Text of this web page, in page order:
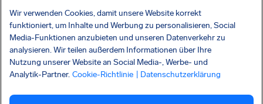
SocialFacebook
SocialTwitter
SocialInstagram
SocialLinkedin
ERHALTEN SIE UNSERE KOSTENLOSE APP
Wir verwenden Cookies, damit unsere Website korrekt
funktioniert, um Inhalte und Werbung zu personalisieren, Social
Media-Funktionen anzubieten und unseren Datenverkehr zu
analysieren. Wir teilen außerdem Informationen über Ihre
Nutzung unserer Website an Social Media-, Werbe- und
Analytik-Partner. Cookie-Richtlinie | Datenschutzerklärung